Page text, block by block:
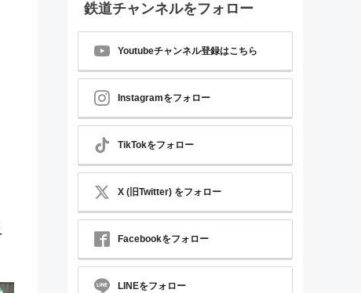
鉄道チャンネルをフォロー
Youtubeチャンネル登録はこちら
Instagramをフォロー
TikTokをフォロー
X (旧Twitter) をフォロー
Facebookをフォロー
LINEをフォロー